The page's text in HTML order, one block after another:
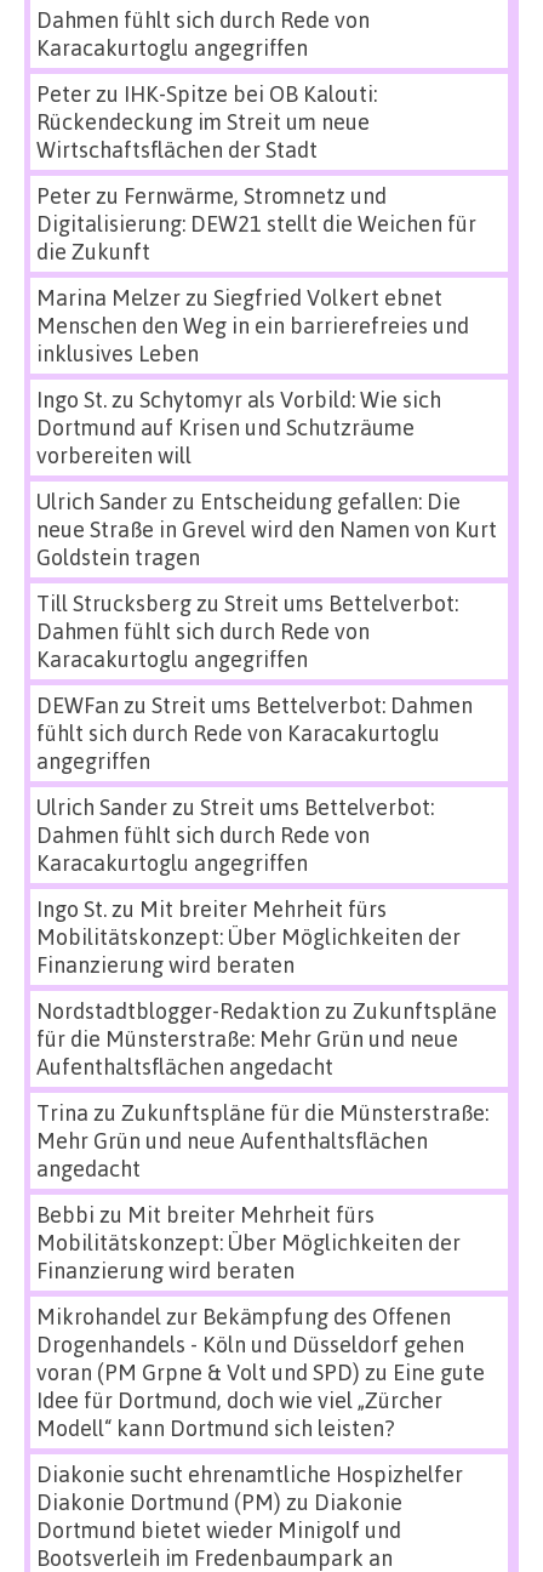
Dahmen fühlt sich durch Rede von
Karacakurtoglu angegriffen
Peterzu IHK-Spitze bei OB Kalouti:
Rückendeckung im Streit um neue
Wirtschaftsflächen der Stadt
Peterzu Fernwärme, Stromnetz und
Digitalisierung: DEW21 stellt die Weichen für
die Zukunft
Marina Melzerzu Siegfried Volkert ebnet
Menschen den Weg in ein barrierefreies und
inklusives Leben
Ingo St.zu Schytomyr als Vorbild: Wie sich
Dortmund auf Krisen und Schutzräume
vorbereiten will
Ulrich Sanderzu Entscheidung gefallen: Die
neue Straße in Grevel wird den Namen von Kurt
Goldstein tragen
Till Strucksbergzu Streit ums Bettelverbot:
Dahmen fühlt sich durch Rede von
Karacakurtoglu angegriffen
DEWFan zu Streit ums Bettelverbot: Dahmen
fühlt sich durch Rede von Karacakurtoglu
angegriffen
Ulrich Sanderzu Streit ums Bettelverbot:
Dahmen fühlt sich durch Rede von
Karacakurtoglu angegriffen
Ingo St.zu Mit breiter Mehrheit fürs
Mobilitätskonzept: Über Möglichkeiten der
Finanzierung wird beraten
Nordstadtblogger-Redaktion zu Zukunftspläne
für die Münsterstraße: Mehr Grün und neue
Aufenthaltsflächen angedacht
Trina zu Zukunftspläne für die Münsterstraße:
Mehr Grün und neue Aufenthaltsflächen
angedacht
Bebbi zu Mit breiter Mehrheit fürs
Mobilitätskonzept: Über Möglichkeiten der
Finanzierung wird beraten
Mikrohandel zur Bekämpfung des Offenen
Drogenhandels - Köln und Düsseldorf gehen
voran (PM Grpne & Volt und SPD) zu Eine gute
Idee für Dortmund, doch wie viel „Zürcher
Modell“ kann Dortmund sich leisten?
Diakonie sucht ehrenamtliche Hospizhelfer
Diakonie Dortmund (PM) zu Diakonie
Dortmund bietet wieder Minigolf und
Bootsverleih im Fredenbaumpark an